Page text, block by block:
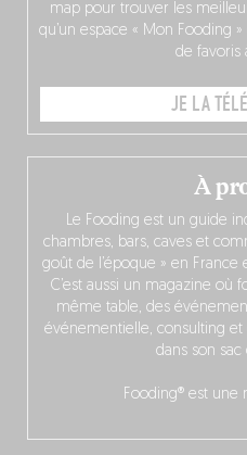
À
Le Fooding est un guide
chambres, bars, caves et
goût de l’époque » en France
C’est aussi un magazine où
même table, des
événementielle, consulting et
dans son
Fooding® est une
map pour trouver les
qu’un espace « Mon Fooding
de favoris
JE LA